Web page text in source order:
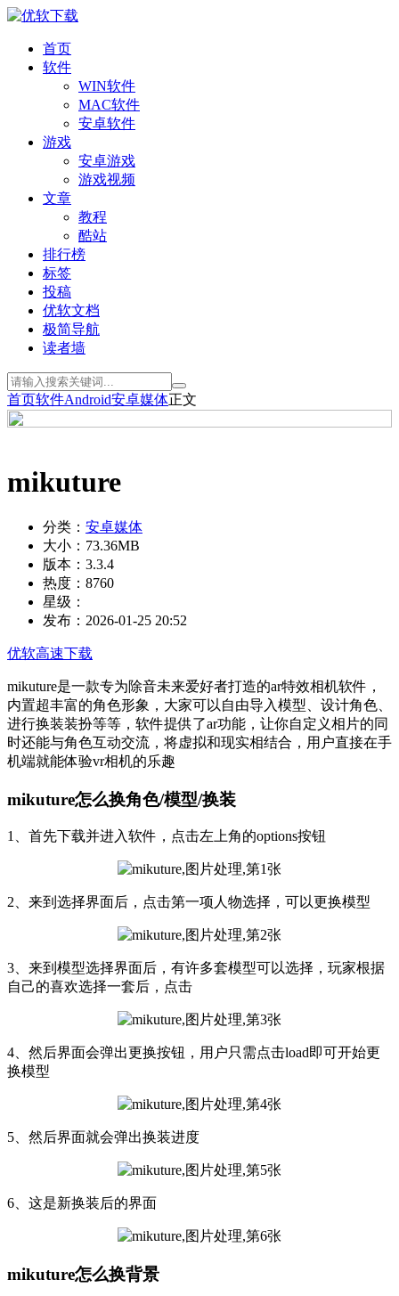
首页
软件
WIN软件
MAC软件
安卓软件
游戏
安卓游戏
游戏视频
文章
教程
酷站
排行榜
标签
投稿
优软文档
极简导航
读者墙
首页软件Android安卓媒体正文
mikuture
分类： 安卓媒体
大小： 73.36MB
版本： 3.3.4
热度： 8760
星级：
发布： 2026-01-25 20:52
优软高速下载
mikuture是一款专为除音未来爱好者打造的ar特效相机软件，
内置超丰富的角色形象，大家可以自由导入模型、设计角色、
进行换装装扮等等，软件提供了ar功能，让你自定义相片的同
时还能与角色互动交流，将虚拟和现实相结合，用户直接在手
机端就能体验vr相机的乐趣
mikuture怎么换角色/模型/换装
1、首先下载并进入软件，点击左上角的options按钮
2、来到选择界面后，点击第一项人物选择，可以更换模型
3、来到模型选择界面后，有许多套模型可以选择，玩家根据
自己的喜欢选择一套后，点击
4、然后界面会弹出更换按钮，用户只需点击load即可开始更
换模型
5、然后界面就会弹出换装进度
6、这是新换装后的界面
mikuture怎么换背景